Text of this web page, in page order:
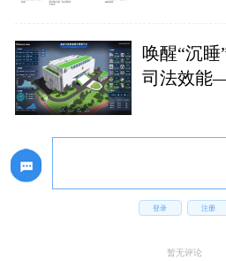
唤醒“沉
司法效能
登录 注册
暂无评论